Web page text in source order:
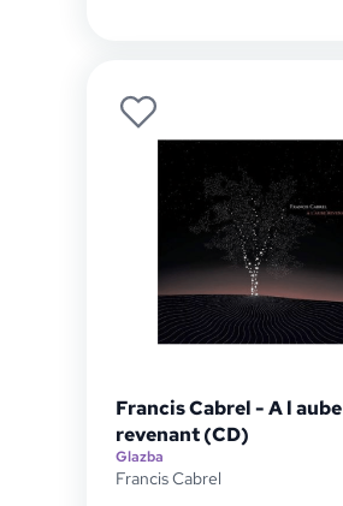
Francis Cabrel - A l aube
revenant (CD)
Glazba
Francis Cabrel